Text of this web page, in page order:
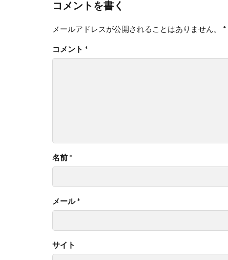
コメントを書く
メールアドレスが公開されることはありません。 *
コメント *
名前 *
メール*
サイト